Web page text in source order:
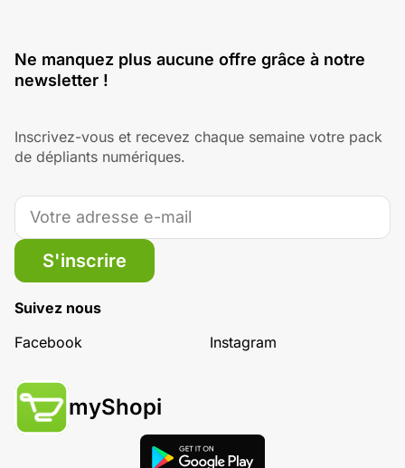
Ne manquez plus aucune offre grâce à notre
newsletter !
Inscrivez-vous et recevez chaque semaine votre pack
de dépliants numériques.
S'inscrire
Suivez nous
Facebook
Instagram
myShopi